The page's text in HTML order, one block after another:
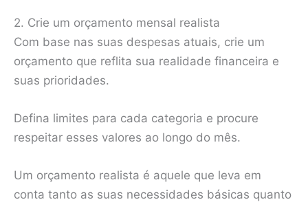
2. Crie um orçamento mensal realista
Com base nas suas despesas atuais, crie um
orçamento que reflita sua realidade financeira e
suas prioridades.
Defina limites para cada categoria e procure
respeitar esses valores ao longo do mês.
Um orçamento realista é aquele que leva em
conta tanto as suas necessidades básicas quanto